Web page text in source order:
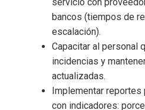
servicio con
bancos (tiempos de
escalación).
Capacitar al personal
incidencias y
actualizadas.
Implementar
con indicadores: